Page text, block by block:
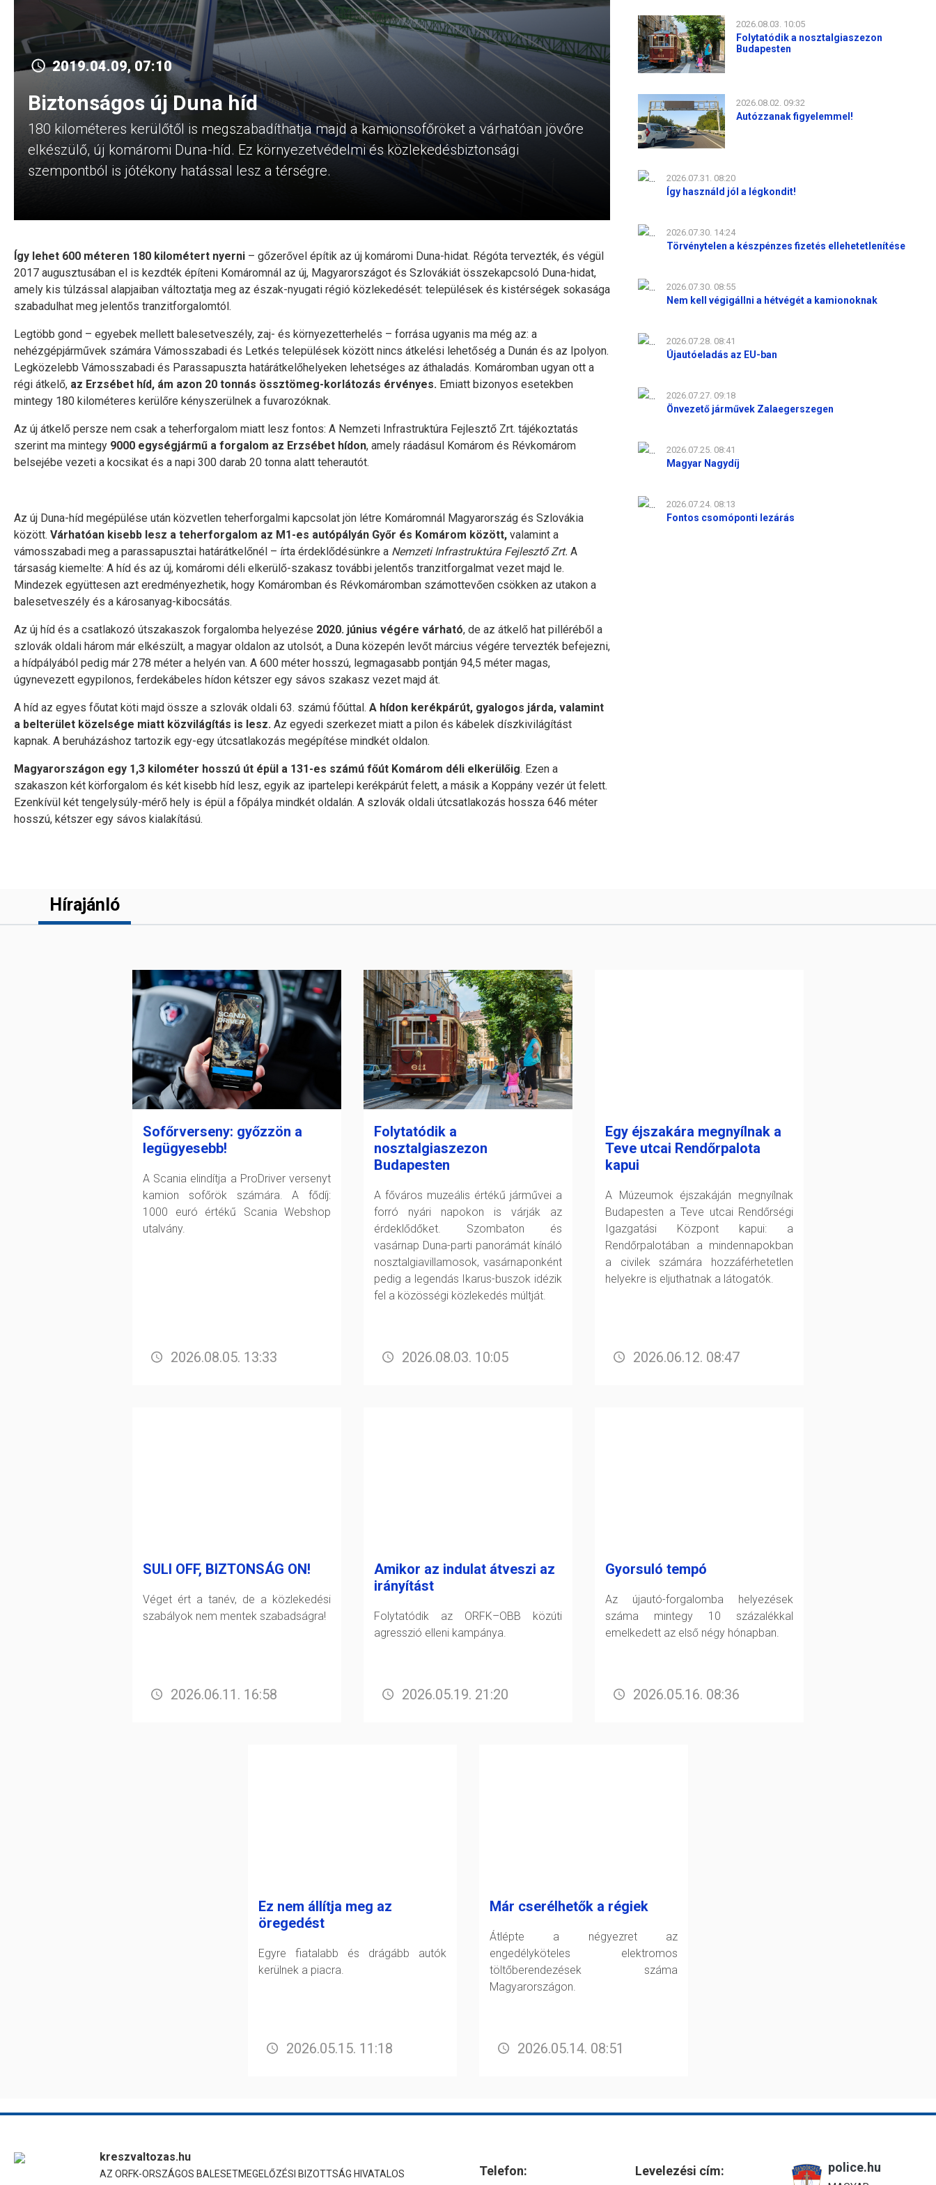
2019.04.09, 07:10
Biztonságos új Duna híd
180 kilométeres kerülőtől is megszabadíthatja majd a kamionsofőröket a várhatóan jövőre
elkészülő, új komáromi Duna-híd. Ez környezetvédelmi és közlekedésbiztonsági
szempontból is jótékony hatással lesz a térségre.
Így lehet 600 méteren 180 kilométert nyerni – gőzerővel építik az új komáromi Duna-hidat. Régóta tervezték, és végül
2017 augusztusában el is kezdték építeni Komáromnál az új, Magyarországot és Szlovákiát összekapcsoló Duna-hidat,
amely kis túlzással alapjaiban változtatja meg az észak-nyugati régió közlekedését: települések és kistérségek sokasága
szabadulhat meg jelentős tranzitforgalomtól.
Legtöbb gond – egyebek mellett balesetveszély, zaj- és környezetterhelés – forrása ugyanis ma még az: a
nehézgépjárművek számára Vámosszabadi és Letkés települések között nincs átkelési lehetőség a Dunán és az Ipolyon.
Legközelebb Vámosszabadi és Parassapuszta határátkelőhelyeken lehetséges az áthaladás. Komáromban ugyan ott a
régi átkelő, az Erzsébet híd, ám azon 20 tonnás össztömeg-korlátozás érvényes. Emiatt bizonyos esetekben
mintegy 180 kilométeres kerülőre kényszerülnek a fuvarozóknak.
Az új átkelő persze nem csak a teherforgalom miatt lesz fontos: A Nemzeti Infrastruktúra Fejlesztő Zrt. tájékoztatás
szerint ma mintegy 9000 egységjármű a forgalom az Erzsébet hídon, amely ráadásul Komárom és Révkomárom
belsejébe vezeti a kocsikat és a napi 300 darab 20 tonna alatt teherautót.
Az új Duna-híd megépülése után közvetlen teherforgalmi kapcsolat jön létre Komáromnál Magyarország és Szlovákia
között. Várhatóan kisebb lesz a teherforgalom az M1-es autópályán Győr és Komárom között, valamint a
vámosszabadi meg a parassapusztai határátkelőnél – írta érdeklődésünkre a Nemzeti Infrastruktúra Fejlesztő Zrt. A
társaság kiemelte: A híd és az új, komáromi déli elkerülő-szakasz további jelentős tranzitforgalmat vezet majd le.
Mindezek együttesen azt eredményezhetik, hogy Komáromban és Révkomáromban számottevően csökken az utakon a
balesetveszély és a károsanyag-kibocsátás.
Az új híd és a csatlakozó útszakaszok forgalomba helyezése 2020. június végére várható, de az átkelő hat pilléréből a
szlovák oldali három már elkészült, a magyar oldalon az utolsót, a Duna közepén levőt március végére tervezték befejezni,
a hídpályából pedig már 278 méter a helyén van. A 600 méter hosszú, legmagasabb pontján 94,5 méter magas,
úgynevezett egypilonos, ferdekábeles hídon kétszer egy sávos szakasz vezet majd át.
A híd az egyes főutat köti majd össze a szlovák oldali 63. számú főúttal. A hídon kerékpárút, gyalogos járda, valamint
a belterület közelsége miatt közvilágítás is lesz. Az egyedi szerkezet miatt a pilon és kábelek díszkivilágítást
kapnak. A beruházáshoz tartozik egy-egy útcsatlakozás megépítése mindkét oldalon.
Magyarországon egy 1,3 kilométer hosszú út épül a 131-es számú főút Komárom déli elkerülőig. Ezen a
szakaszon két körforgalom és két kisebb híd lesz, egyik az ipartelepi kerékpárút felett, a másik a Koppány vezér út felett.
Ezenkívül két tengelysúly-mérő hely is épül a főpálya mindkét oldalán. A szlovák oldali útcsatlakozás hossza 646 méter
hosszú, kétszer egy sávos kialakítású.
2026.08.03. 10:05
Folytatódik a nosztalgiaszezon
Budapesten
2026.08.02. 09:32
Autózzanak figyelemmel!
2026.07.31. 08:20
Így használd jól a légkondit!
2026.07.30. 14:24
Törvénytelen a készpénzes fizetés ellehetetlenítése
2026.07.30. 08:55
Nem kell végigállni a hétvégét a kamionoknak
2026.07.28. 08:41
Újautóeladás az EU-ban
2026.07.27. 09:18
Önvezető járművek Zalaegerszegen
2026.07.25. 08:41
Magyar Nagydíj
2026.07.24. 08:13
Fontos csomóponti lezárás
Hírajánló
Sofőrverseny: győzzön a
legügyesebb!
A Scania elindítja a ProDriver versenyt
kamion sofőrök számára. A fődíj:
1000 euró értékű Scania Webshop
utalvány.
2026.08.05. 13:33
Folytatódik a
nosztalgiaszezon
Budapesten
A főváros muzeális értékű járművei a
forró nyári napokon is várják az
érdeklődőket. Szombaton és
vasárnap Duna-parti panorámát kínáló
nosztalgiavillamosok, vasárnaponként
pedig a legendás Ikarus-buszok idézik
fel a közösségi közlekedés múltját.
2026.08.03. 10:05
Egy éjszakára megnyílnak a
Teve utcai Rendőrpalota
kapui
A Múzeumok éjszakáján megnyílnak
Budapesten a Teve utcai Rendőrségi
Igazgatási Központ kapui: a
Rendőrpalotában a mindennapokban
a civilek számára hozzáférhetetlen
helyekre is eljuthatnak a látogatók.
2026.06.12. 08:47
SULI OFF, BIZTONSÁG ON!
Véget ért a tanév, de a közlekedési
szabályok nem mentek szabadságra!
2026.06.11. 16:58
Amikor az indulat átveszi az
irányítást
Folytatódik az ORFK–OBB közúti
agresszió elleni kampánya.
2026.05.19. 21:20
Gyorsuló tempó
Az újautó-forgalomba helyezések
száma mintegy 10 százalékkal
emelkedett az első négy hónapban.
2026.05.16. 08:36
Ez nem állítja meg az
öregedést
Egyre fiatalabb és drágább autók
kerülnek a piacra.
2026.05.15. 11:18
Már cserélhetők a régiek
Átlépte a négyezret az
engedélyköteles elektromos
töltőberendezések száma
Magyarországon.
2026.05.14. 08:51
kreszvaltozas.hu
AZ ORFK-ORSZÁGOS BALESETMEGELŐZÉSI BIZOTTSÁG HIVATALOS Telefon: Levelezési cím: police.hu